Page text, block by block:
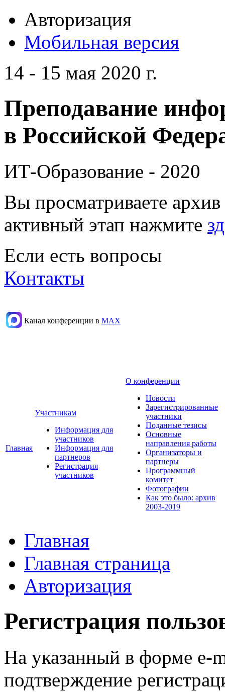
Авторизация
Мобильная версия
14 - 15 мая 2020 г.
Преподавание
в Российской
ИТ-Образование - 2020
Вы просматриваете
активный этап нажмите
Если есть вопросы
Контакты
Канал конференции в МАХ
Главная
Участникам
Информация для
участников
Информация для
партнеров
Регистрация
участников
О конференции
Новости
Зарегистрированные
участники
Поданные тезисы
Основные
направления работы
Организаторы и
партнеры
Программный
комитет
Фотографии
Как это было: архив
2003-2019
Главная
Главная страница
Авторизация
Регистрация
На указанный в форме e-
подтверждение